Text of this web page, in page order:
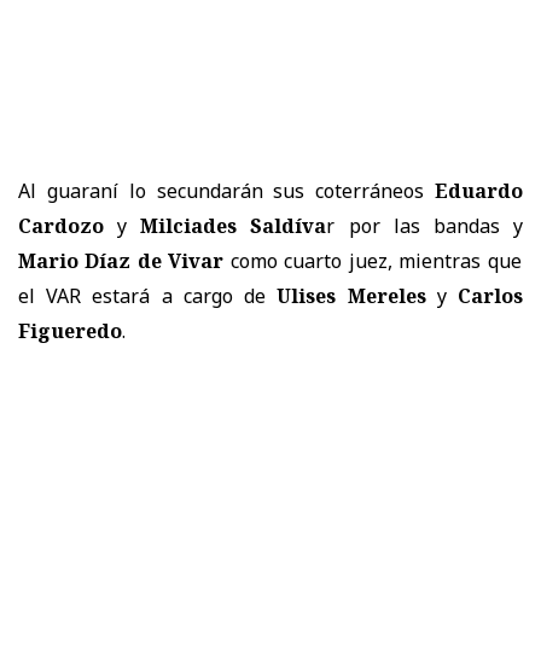
Al guaraní lo secundarán sus coterráneos Eduardo
Cardozo yMilciades Saldívar por las bandas y
Mario Díaz de Vivar como cuarto juez, mientras que
el VAR estará a cargo deUlises MerelesyCarlos
Figueredo.